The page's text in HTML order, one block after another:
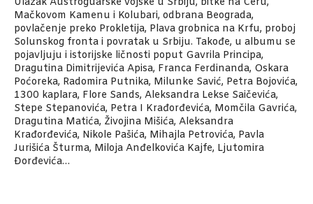
Ulazak Austroguarske vojske u Srbiju, bitke na Ceru,
Mačkovom Kamenu i Kolubari, odbrana Beograda,
povlačenje preko Prokletija, Plava grobnica na Krfu, proboj
Solunskog fronta i povratak u Srbiju. Takođe, u albumu se
pojavljuju i istorijske ličnosti poput Gavrila Principa,
Dragutina Dimitrijevića Apisa, Franca Ferdinanda, Oskara
Poćoreka, Radomira Putnika, Milunke Savić, Petra Bojovića,
1300 kaplara, Flore Sands, Aleksandra Lekse Saičevića,
Stepe Stepanovića, Petra I Krađorđevića, Momčila Gavrića,
Dragutina Matića, Živojina Mišića, Aleksandra
Krađorđevića, Nikole Pašića, Mihajla Petrovića, Pavla
Jurišića Šturma, Miloja Anđelkovića Kajfe, Ljutomira
Đorđevića…